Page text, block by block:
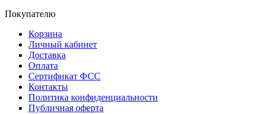
Покупателю
Корзина
Личный кабинет
Доставка
Оплата
Сертификат ФСС
Контакты
Политика конфиденциальности
Публичная оферта